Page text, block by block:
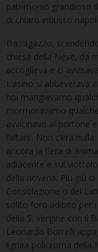
patrimonio grandioso
di chiaro influsso
Da ragazzo,
chiesa della Neve, da
accoglieva e ci
L’asino si
noi mangiavamo
mormoravamo
avvicinavo al portone
l’altare. Non c’era
ancora la fiera di
adiacente e sul
della novena. Piu giù
Consolazione o del
solito foro adibito per
della S. Vergine con il
Leonardo Borrelli
lignea policroma della